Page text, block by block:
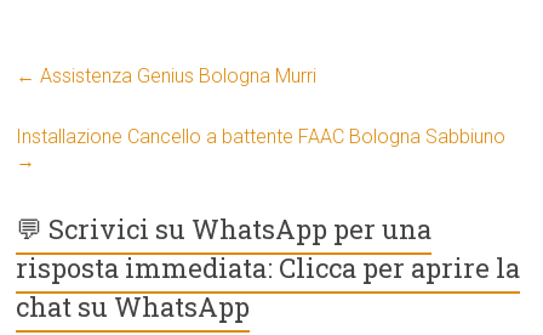
← Assistenza Genius Bologna Murri
Installazione Cancello a battente FAAC Bologna Sabbiuno
→
💬 Scrivici su WhatsApp per una
risposta immediata: Clicca per aprire la
chat su WhatsApp